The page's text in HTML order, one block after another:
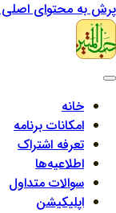
پرش به محتوای
خانه
امکانات برنامه
تعرفه اشتراک
اطلاعیه‌ها
سوالات متداول
اپلیکیشن